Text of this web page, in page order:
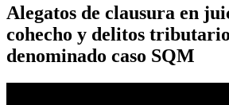
Alegatos de clausura en
cohecho y delitos
denominado caso SQM